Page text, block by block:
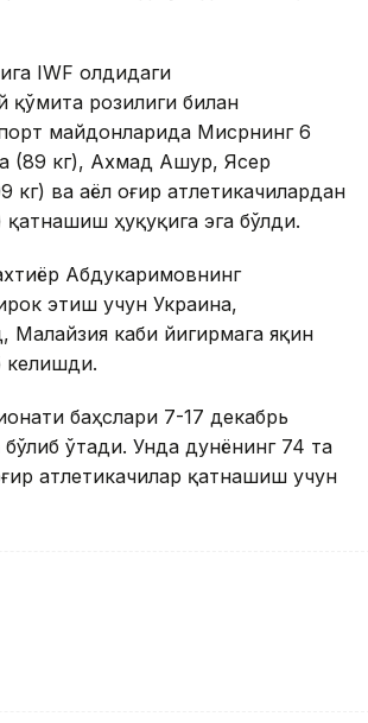
IWF олдидаги
қўмита розилиги билан
майдонларида Мисрнинг 6
(89 кг), Ахмад Ашур, Ясер
ва аёл оғир атлетикачилардан
ҳуқуқига эга бўлди.
Абдукаримовнинг
этиш учун Украина,
каби йигирмага яқин
келишди.
баҳслари 7-17 декабрь
ўтади. Унда дунёнинг 74 та
атлетикачилар қатнашиш учун